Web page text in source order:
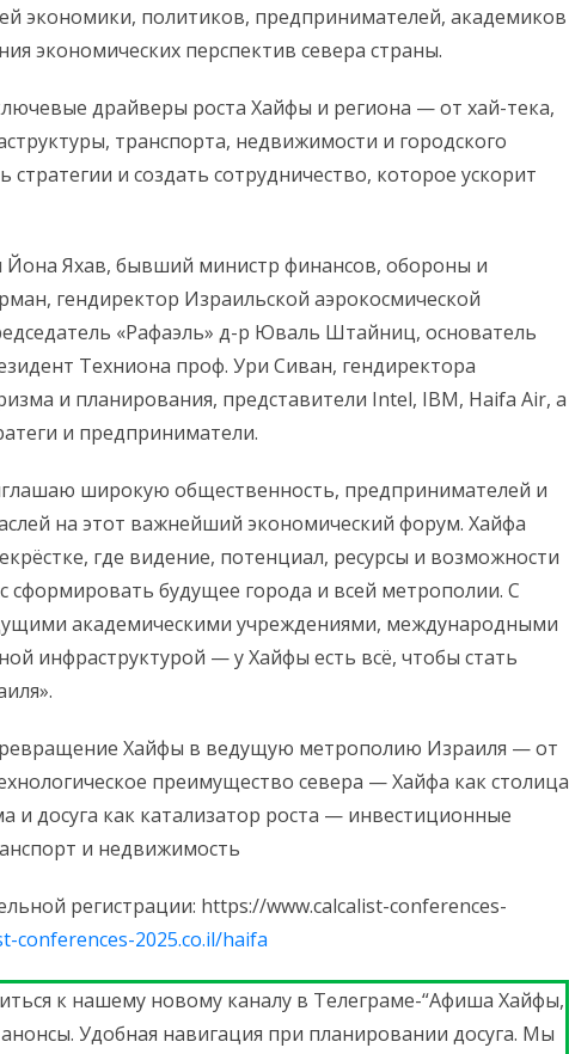
экономики, политиков, предпринимателей, академиков
экономических перспектив севера страны.
драйверы роста Хайфы и региона — от хай-тека,
транспорта, недвижимости и городского
и создать сотрудничество, которое ускорит
Йона Яхав, бывший министр финансов, обороны и
гендиректор Израильской аэрокосмической
«Рафаэль» д-р Юваль Штайниц, основатель
Техниона проф. Ури Сиван, гендиректора
и планирования, представители Intel, IBM, Haifa Air, а
и предприниматели.
широкую общественность, предпринимателей и
на этот важнейший экономический форум. Хайфа
где видение, потенциал, ресурсы и возможности
сформировать будущее города и всей метрополии. С
академическими учреждениями, международными
инфраструктурой — у Хайфы есть всё, чтобы стать
Хайфы в ведущую метрополию Израиля — от
преимущество севера — Хайфа как столица
и досуга как катализатор роста — инвестиционные
и недвижимость
регистрации: https://www.calcalist-conferences-
conferences-2025.co.il/haifa
к нашему новому каналу в Телеграме-“Афиша Хайфы,
Удобная навигация при планировании досуга. Мы